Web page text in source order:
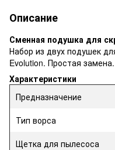
Описание
Сменная подушка для
Набор из двух подушек
Evolution. Простая замена.
Характеристики
Предназначение
Тип ворса
Щетка для пылесоса